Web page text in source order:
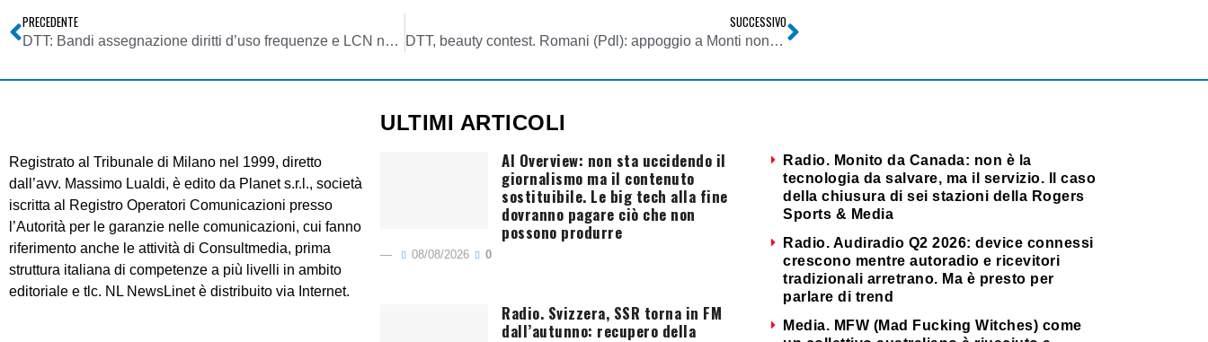
PRECEDENTE
DTT: Bandi assegnazione diritti d’uso frequenze e LCN nelle Regioni Abruzzo e Molise
SUCCESSIVO
DTT, beauty contest. Romani (Pdl): appoggio a Monti non dipende da asta frequenze
Registrato al Tribunale di Milano nel 1999, diretto
dall’avv. Massimo Lualdi, è edito da Planet s.r.l., società
iscritta al Registro Operatori Comunicazioni presso
l’Autorità per le garanzie nelle comunicazioni, cui fanno
riferimento anche le attività di Consultmedia, prima
struttura italiana di competenze a più livelli in ambito
editoriale e tlc. NL NewsLinet è distribuito via Internet.
ULTIMI ARTICOLI
AI Overview: non sta uccidendo il
giornalismo ma il contenuto
sostituibile. Le big tech alla fine
dovranno pagare ciò che non
possono produrre
08/08/2026 0
Radio. Svizzera, SSR torna in FM
dall’autunno: recupero della
Radio. Monito da Canada: non è la
tecnologia da salvare, ma il servizio. Il caso
della chiusura di sei stazioni della Rogers
Sports & Media
Radio. Audiradio Q2 2026: device connessi
crescono mentre autoradio e ricevitori
tradizionali arretrano. Ma è presto per
parlare di trend
Media. MFW (Mad Fucking Witches) come